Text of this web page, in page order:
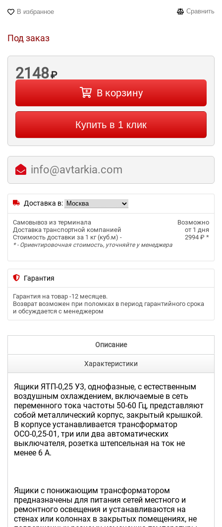
В избранное Сравнить
Под заказ
2148₽
В корзину
Купить в 1 клик
info@avtarkia.com
Доставка в:
Самовывоз из терминала
Возможно
Доставка транспортной компанией
от 1 дня
Стоимость доставки за 1 кг (куб.м) -
2994 ₽ *
* - Ориентировочная стоимость, уточняйте у менеджера
Гарантия
Гарантия на товар -12 месяцев.
Возврат возможен при поломках в период гарантийного срока
и обсуждается с менеджером
Описание
Характеристики
Ящики ЯТП-0,25 У3, однофазные, с естественным
воздушным охлаждением, включаемые в сеть
переменного тока частоты 50-60 Гц, представляют
собой металлический корпус, закрытый крышкой.
В корпусе устанавливается трансформатор
ОСО-0,25-01, три или два автоматических
выключателя, розетка штепсельная на ток не
менее 6 А.
Ящики с понижающим трансформатором
предназначены для питания сетей местного и
ремонтного освещения и устанавливаются на
стенах или колоннах в закрытых помещениях, не